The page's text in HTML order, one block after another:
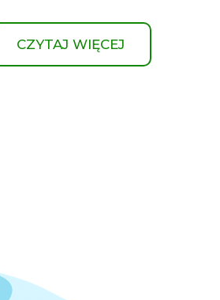
CZYTAJ WIĘCEJ